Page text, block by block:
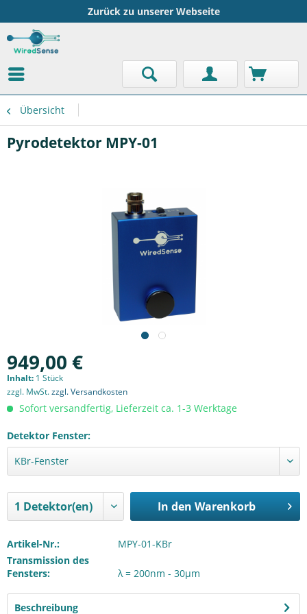
Zurück zu unserer Webseite
Übersicht
Pyrodetektor MPY-01
949,00 €
Inhalt: 1 Stück
zzgl. MwSt.zzgl. Versandkosten
Sofort versandfertig, Lieferzeit ca. 1-3 Werktage
Detektor Fenster:
In den Warenkorb
Artikel-Nr.:
MPY-01-KBr
Transmission des
Fensters:
λ = 200nm - 30µm
Beschreibung